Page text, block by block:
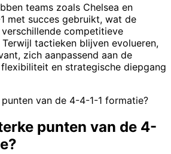
teams zoals Chelsea en
met succes gebruikt, wat de
competitieve
tactieken blijven evolueren,
zich aanpassend aan de
en strategische diepgang
punten van de 4-